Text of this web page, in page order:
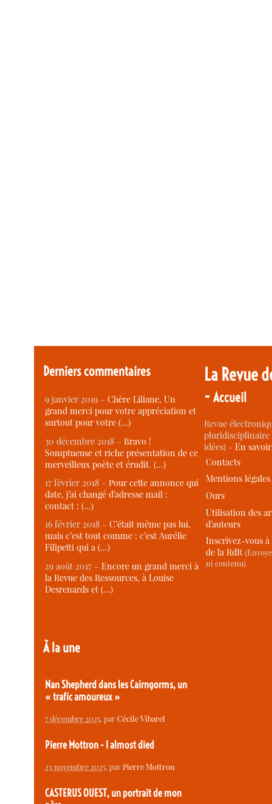
Derniers commentaires
9 janvier 2019 –Chère Liliane, Un
grand merci pour votre appréciation et
surtout pour votre (…)
30 décembre 2018 –Bravo !
Somptueuse et riche présentation de ce
merveilleux poète et érudit. (…)
17 février 2018 –Pour cette annonce qui
date, j’ai changé d’adresse mail :
contact : (…)
16 février 2018 –C’était même pas lui,
mais c’est tout comme : c’est Aurélie
Filipetti qui a (…)
29 août 2017 –Encore un grand merci à
la Revue des Ressources, à Louise
Desrenards et (…)
À la une
Nan Shepherd dans les Cairngorms, un
« trafic amoureux »
7 décembre 2025, parCécile Vibarel
Pierre Mottron - I almost died
23 novembre 2025, parPierre Mottron
CASTERUS OUEST, un portrait de mon
La Revue
-Accueil
Revue
idées) -En
Contacts
Mentions légales
Ours
Utilisation des
d’auteurs
Inscrivez-vous
de la RdR
ni contenu)